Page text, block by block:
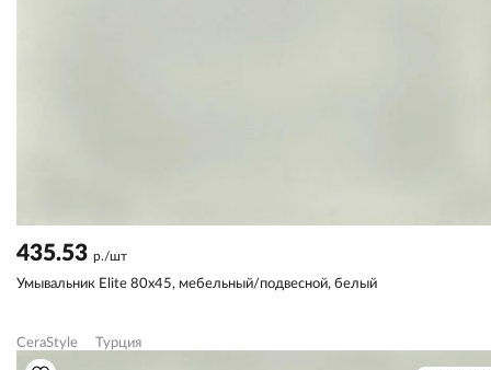
435.53 р./шт
Умывальник Elite 80х45, мебельный/подвесной, белый
CeraStyle Турция